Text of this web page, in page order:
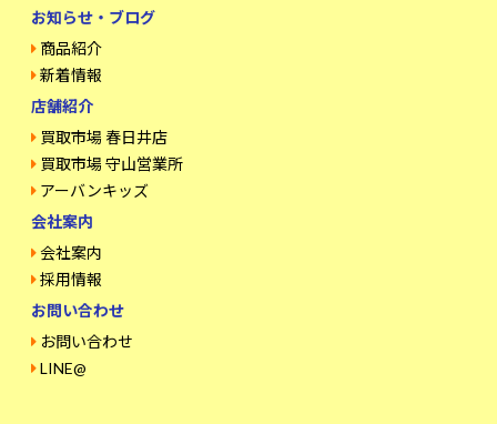
お知らせ・ブログ
商品紹介
新着情報
店舗紹介
買取市場 春日井店
買取市場 守山営業所
アーバンキッズ
会社案内
会社案内
採用情報
お問い合わせ
お問い合わせ
LINE@